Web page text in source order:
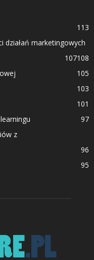
113
działań marketingowych
108
107
105
103
101
97
z
96
95